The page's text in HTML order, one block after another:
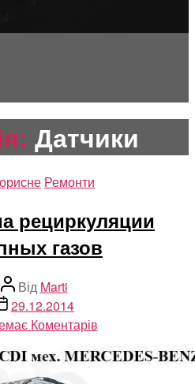
Датчики
КатегоріїРемонти
рециркуляции
газов
Автор
запису
Від Marti
29.12.2014
Коментарівдо
Система